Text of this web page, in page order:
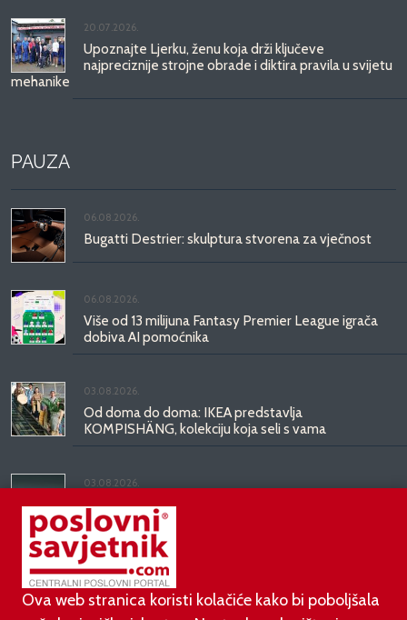
20.07.2026.
Upoznajte Ljerku, ženu koja drži ključeve
najpreciznije strojne obrade i diktira pravila u svijetu
mehanike
PAUZA
06.08.2026.
Bugatti Destrier: skulptura stvorena za vječnost
06.08.2026.
Više od 13 milijuna Fantasy Premier League igrača
dobiva AI pomoćnika
03.08.2026.
Od doma do doma: IKEA predstavlja
KOMPISHÄNG, kolekciju koja seli s vama
03.08.2026.
Kineski BYD predstavio luksuznu limuzinu veću od
Mercedesove S-klase, obećava domet do 1.000
kilometara
Ova web stranica koristi kolačiće kako bi poboljšala